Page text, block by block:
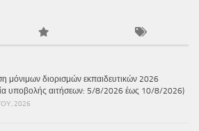
μόνιμων διορισμών εκπαιδευτικών 2026
υποβολής αιτήσεων: 5/8/2026 έως 10/8/2026)
2026